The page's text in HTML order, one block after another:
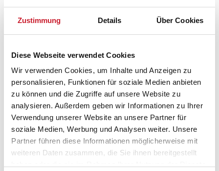
Zustimmung Details Über Cookies
Diese Webseite verwendet Cookies
Wir verwenden Cookies, um Inhalte und Anzeigen zu
personalisieren, Funktionen für soziale Medien anbieten
zu können und die Zugriffe auf unsere Website zu
analysieren. Außerdem geben wir Informationen zu Ihrer
Verwendung unserer Website an unsere Partner für
soziale Medien, Werbung und Analysen weiter. Unsere
Partner führen diese Informationen möglicherweise mit
weiteren Daten zusammen, die Sie ihnen bereitgestellt
Lageplan
Ferienhaus B2103
Bjerregård
6960 Hvide Sande